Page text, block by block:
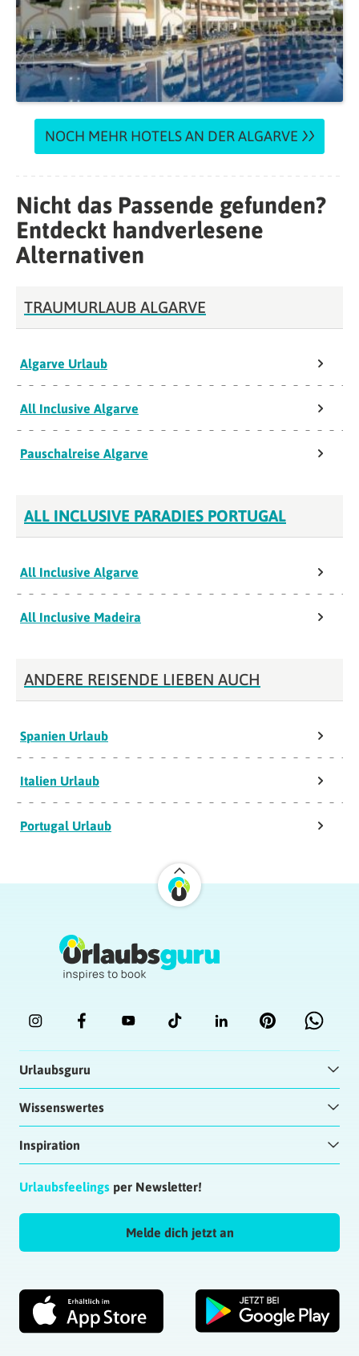
NOCH MEHR HOTELS AN DER ALGARVE
Nicht das Passende gefunden?
Entdeckt handverlesene
Alternativen
TRAUMURLAUB ALGARVE
Algarve Urlaub
All Inclusive Algarve
Pauschalreise Algarve
ALL INCLUSIVE PARADIES PORTUGAL
All Inclusive Algarve
All Inclusive Madeira
ANDERE REISENDE LIEBEN AUCH
Spanien Urlaub
Italien Urlaub
Portugal Urlaub
Urlaubsguru
Wissenswertes
Inspiration
Urlaubsfeelings per Newsletter!
Melde dich jetzt an